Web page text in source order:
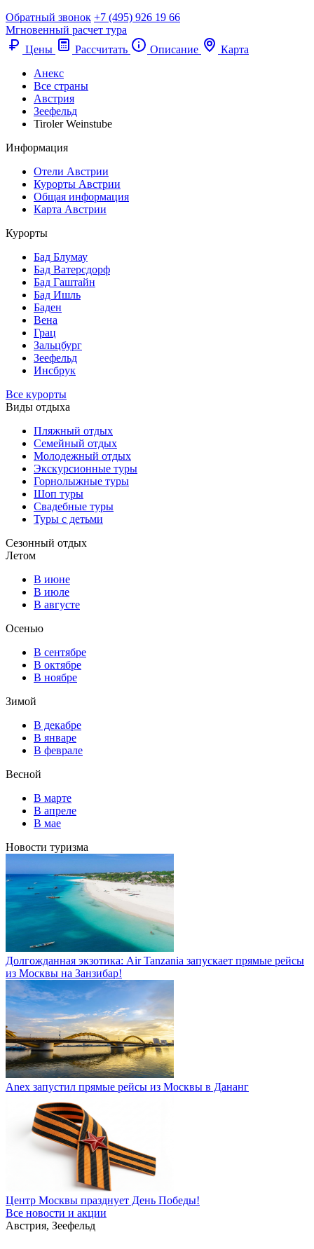
Обратный звонок +7 (495) 926 19 66
Мгновенный расчет тура
Цены
Рассчитать Описание
Карта
Анекс
Все страны
Австрия
Зеефельд
Tiroler Weinstube
Информация
Отели Австрии
Курорты Австрии
Общая информация
Карта Австрии
Курорты
Бад Блумау
Бад Ватерсдорф
Бад Гаштайн
Бад Ишль
Баден
Вена
Грац
Зальцбург
Зеефельд
Инсбрук
Все курорты
Виды отдыха
Пляжный отдых
Семейный отдых
Молодежный отдых
Экскурсионные туры
Горнолыжные туры
Шоп туры
Свадебные туры
Туры с детьми
Сезонный отдых
Летом
В июне
В июле
В августе
Осенью
В сентябре
В октябре
В ноябре
Зимой
В декабре
В январе
В феврале
Весной
В марте
В апреле
В мае
Новости туризма
Долгожданная экзотика: Air Tanzania запускает прямые рейсы
из Москвы на Занзибар!
Anex запустил прямые рейсы из Москвы в Дананг
Центр Москвы празднует День Победы!
Все новости и акции
Австрия, Зеефельд